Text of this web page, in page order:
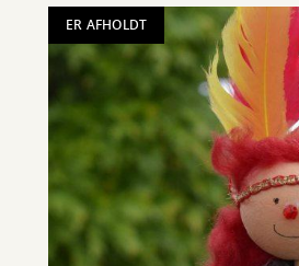
ER AFHOLDT